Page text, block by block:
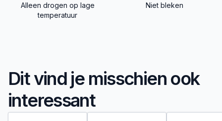
Alleen drogen op lage
temperatuur
Niet bleken
Dit vind je misschien ook
interessant